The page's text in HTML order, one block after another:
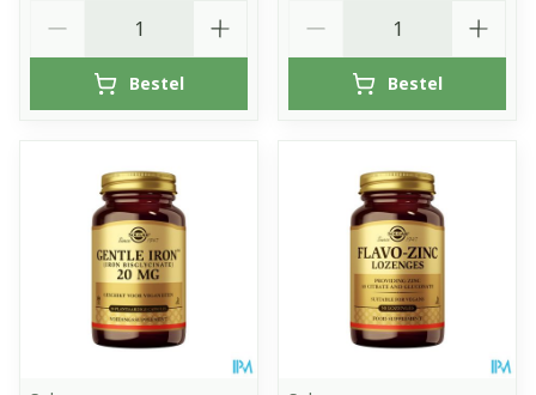
Bestel Bestel